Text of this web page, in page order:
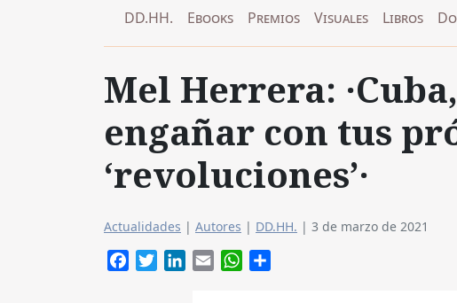
DD.HH. Ebooks Premios Visuales Libros
Mel Herrera:
engañar con tus
‘revoluciones’·
Actualidades | Autores | DD.HH. | 3 de marzo de 2021
FacebookTwitterLinkedIn
Email WhatsApp